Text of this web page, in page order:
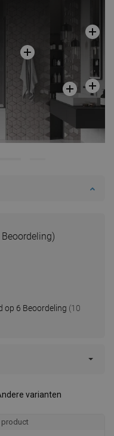
Beoordeling)
op 6 Beoordeling (10
varianten
product